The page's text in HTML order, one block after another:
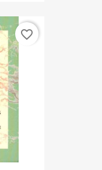
favorite_border